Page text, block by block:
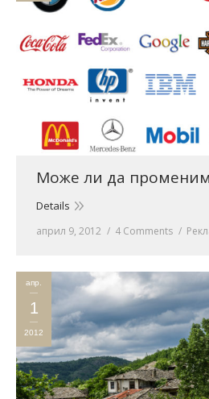
Може ли да променим
Details
април 9, 2012 4 Comments
апр.
1
2012